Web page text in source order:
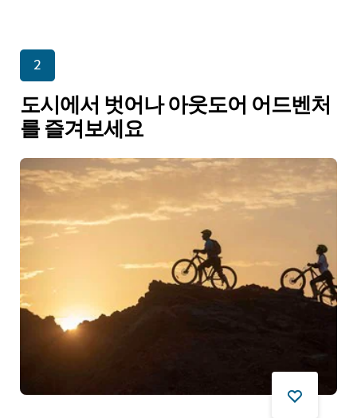
2
도시에서 벗어나 아웃도어 어드벤처
를 즐겨보세요